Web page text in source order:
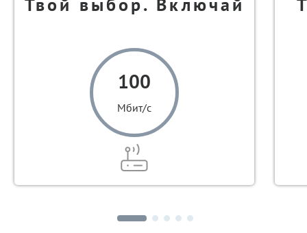
100
Мбит/с